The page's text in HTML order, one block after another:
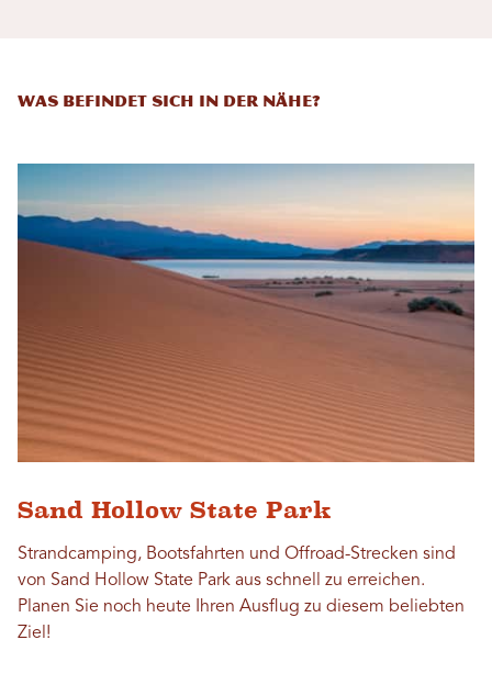
Was befindet sich in der Nähe?
Sand Hollow State Park
Strandcamping, Bootsfahrten und Offroad-Strecken sind
von Sand Hollow State Park aus schnell zu erreichen.
Planen Sie noch heute Ihren Ausflug zu diesem beliebten
Ziel!